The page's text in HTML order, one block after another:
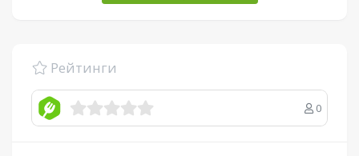
Рейтинги
0